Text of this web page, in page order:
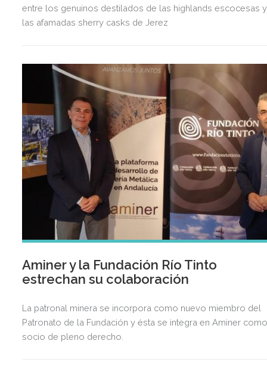
entre los genuinos destilados de las highlands escocesas y
las afamadas sherry casks de Jerez
Aminer y la Fundación Río Tinto
estrechan su colaboración
La patronal minera se incorpora como nuevo miembro del
Patronato de la Fundación y ésta se integra en Aminer
socio de pleno derecho.